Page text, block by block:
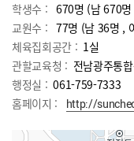
학생수 : 670명 (남 670
교원수 : 77명 (남 36명 ,
체육집회공간 : 1실
관할교육청 : 전남광주통
행정실 : 061-759-7333
홈페이지 :
http://